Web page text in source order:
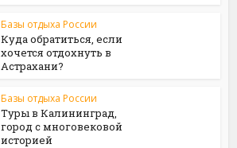
Базы отдыха России
Куда обратиться, если
хочется отдохнуть в
Астрахани?
Базы отдыха России
Туры в Калининград,
город с многовековой
историей